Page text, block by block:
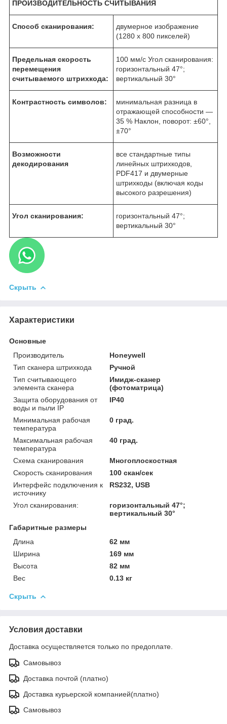
ПРОИЗВОДИТЕЛЬНОСТЬ СЧИТЫВАНИЯ
Способ сканирования:
двумерное изображение
(1280 x 800 пикселей)
Предельная скорость
перемещения
считываемого штрихкода:
100 мм/с Угол сканирования:
горизонтальный 47°;
вертикальный 30°
Контрастность символов:
минимальная разница в
отражающей способности —
35 % Наклон, поворот: ±60°,
±70°
Возможности
декодирования
все стандартные типы
линейных штрихкодов,
PDF417 и двумерные
штрихкоды (включая коды
высокого разрешения)
Угол сканирования:
горизонтальный 47°;
вертикальный 30°
Скрыть
Характеристики
Основные
Производитель
Honeywell
Тип сканера штрихкода
Ручной
Тип считывающего
элемента сканера
Имидж-сканер
(фотоматрица)
Защита оборудования от
воды и пыли IP
IP40
Минимальная рабочая
температура
0 град.
Максимальная рабочая
температура
40 град.
Схема сканирования
Многоплоскостная
Скорость сканирования
100 скан/сек
Интерфейс подключения к
источнику
RS232, USB
Угол сканирования:
горизонтальный 47°;
вертикальный 30°
Габаритные размеры
Длина
62 мм
Ширина
169 мм
Высота
82 мм
Вес
0.13 кг
Скрыть
Условия доставки
Доставка осуществляется только по предоплате.
Самовывоз
Доставка почтой (платно)
Доставка курьерской компанией(платно)
Самовывоз